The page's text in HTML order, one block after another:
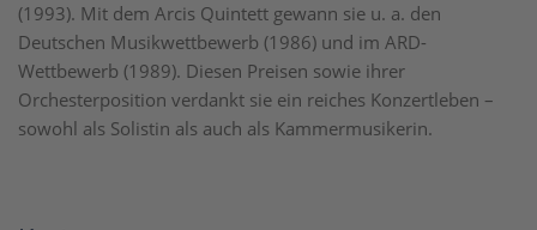
(1993). Mit dem Arcis Quintett gewann sie u. a. den
Deutschen Musikwettbewerb (1986) und im ARD-
Wettbewerb (1989). Diesen Preisen sowie ihrer
Orchesterposition verdankt sie ein reiches Konzertleben –
sowohl als Solistin als auch als Kammermusikerin.